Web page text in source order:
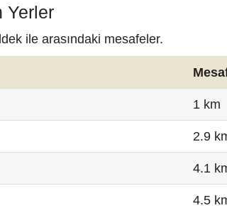
Yerler
ile arasındaki mesafeler.
1 km
2.9
4.1
4.5